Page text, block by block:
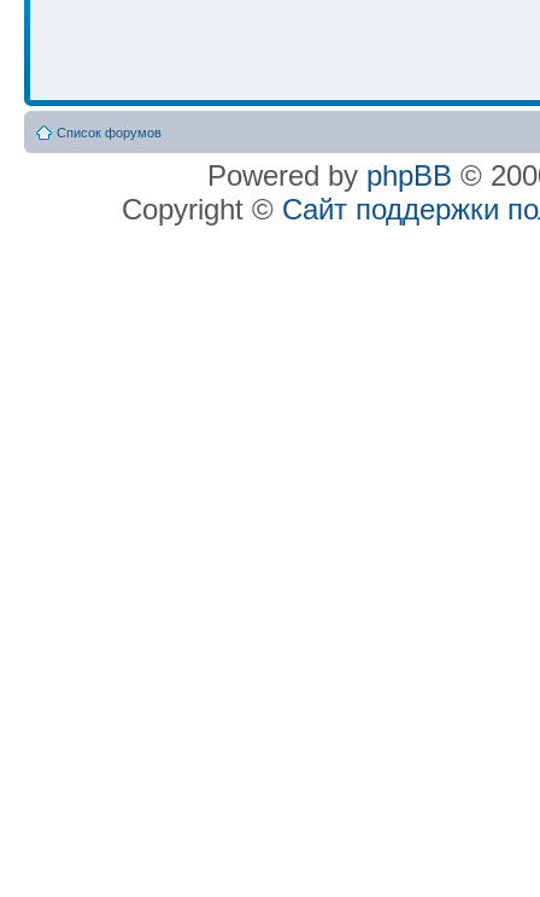
Список форумов
Powered by phpBB ©
Copyright © Сайт поддержки